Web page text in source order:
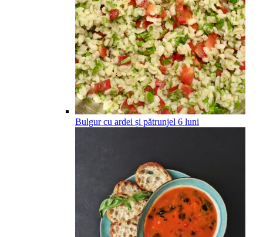
Bulgur cu ardei și pătrunjel 6 luni